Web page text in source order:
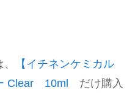
【イチネンケミカル
Clear 10ml
だけ購入